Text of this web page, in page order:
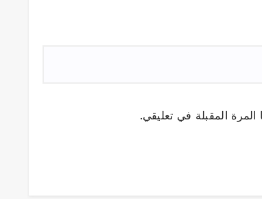
المقبلة في تعليقي.